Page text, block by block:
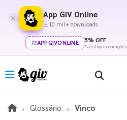
App GIV Online
10 mil+ downloads
APPGIVONLINE 5% OFF
*verifique condições
Glossário Vinco